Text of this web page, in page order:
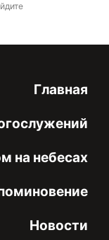
Главная
на небесах
Новости